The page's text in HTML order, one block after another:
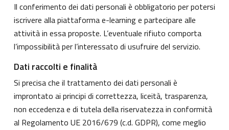
Il conferimento dei dati personali è obbligatorio per potersi
iscrivere alla piattaforma e-learning e partecipare alle
attività in essa proposte. L’eventuale rifiuto comporta
l’impossibilità per l’interessato di usufruire del servizio.
Dati raccolti e finalità
Si precisa che il trattamento dei dati personali è
improntato ai principi di correttezza, liceità, trasparenza,
non eccedenza e di tutela della riservatezza in conformità
al Regolamento UE 2016/679 (c.d. GDPR), come meglio